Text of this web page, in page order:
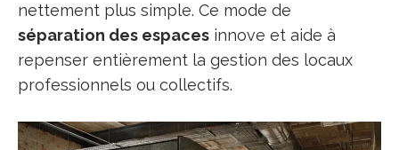
nettement plus simple. Ce mode de
séparation des espaces innove et aide à
repenser entièrement la gestion des locaux
professionnels ou collectifs.